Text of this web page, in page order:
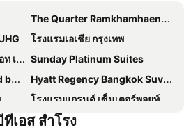
The Quarter Ramkhamhaeng by UHG
โรงแรมเอเชีย กรุงเทพ
งเทพฯ
Sunday Platinum Suites
Hyatt Regency Bangkok Suvarnabhumi Airport
โรงแรมแกรนด์ เซ็นเตอร์พอยท์ เทอร์มินัล 21
โรงแรมเกรซ
เอส สำโรง